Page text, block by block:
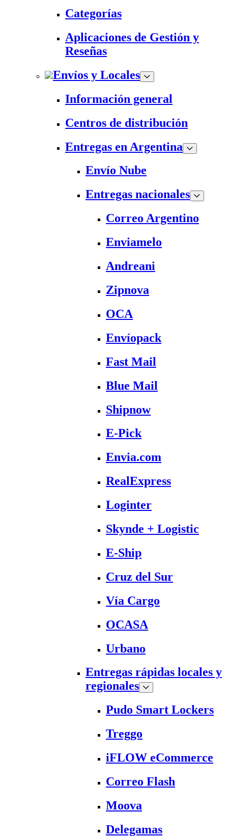
Categorías
Aplicaciones de Gestión y
Reseñas
Envíos y Locales
Información general
Centros de distribución
Entregas en Argentina
Envío Nube
Entregas nacionales
Correo Argentino
Enviamelo
Andreani
Zipnova
OCA
Envíopack
Fast Mail
Blue Mail
Shipnow
E-Pick
Envia.com
RealExpress
Loginter
Skynde + Logistic
E-Ship
Cruz del Sur
Vía Cargo
OCASA
Urbano
Entregas rápidas locales y
regionales
Pudo Smart Lockers
Treggo
iFLOW eCommerce
Correo Flash
Moova
Delegamas